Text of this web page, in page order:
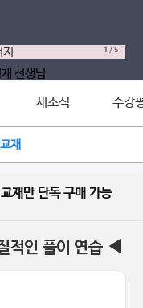
1 /5
새소식 수강
재
재만 단독 구매 가능
적인 풀이 연습 ◀